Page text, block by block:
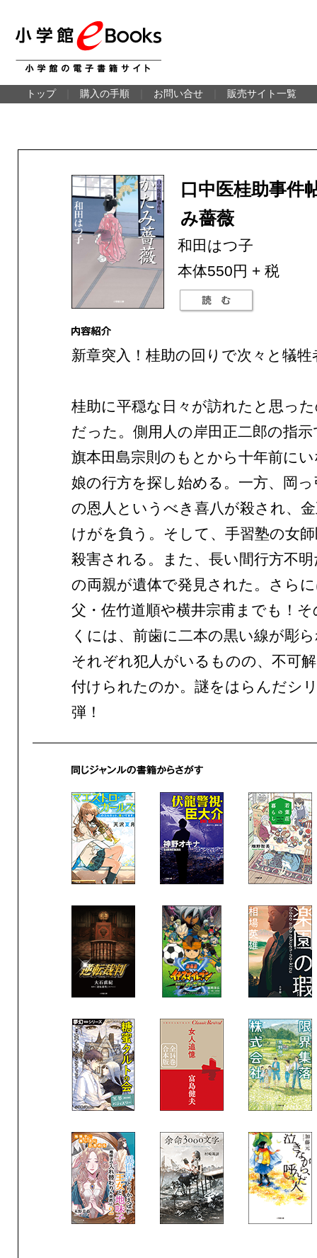
トップ 購入の手順 お問い合せ 販売サイト一覧
口中医桂助事
み薔薇
和田はつ子
本体550円 + 税
新章突入！桂助の回りで次々と犠牲
桂助に平穏な日々が訪れたと思っ
だった。側用人の岸田正二郎の指
旗本田島宗則のもとから十年前に
娘の行方を探し始める。一方、岡
の恩人というべき喜八が殺され、
けがを負う。そして、手習塾の女
殺害される。また、長い間行方不
の両親が遺体で発見された。さら
父・佐竹道順や横井宗甫までも！
くには、前歯に二本の黒い線が彫
それぞれ犯人がいるものの、不可
付けられたのか。謎をはらんだシ
弾！